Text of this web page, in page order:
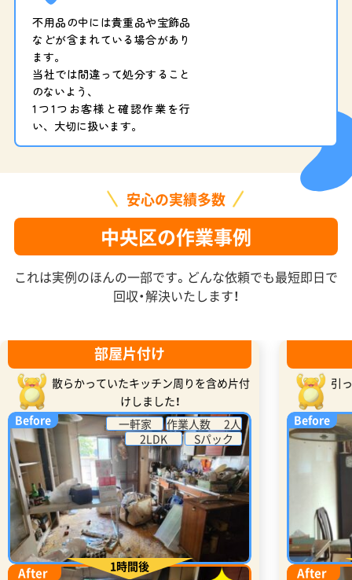
不用品の中には貴重品や宝飾品
などが含まれている場合があり
ます。
当社では間違って処分すること
のないよう、
1つ1つお客様と確認作業を行
い、大切に扱います。
安心の実績多数
中央区の作業事例
これは実例のほんの一部です。どんな依頼でも最短即日で
回収・解決いたします！
部屋片付け
散らかっていたキッチン周りを含め片付
けしました！
Before
一軒家
作業人数 2人
2LDK
Sパック
After 1時間後
引
Before
After